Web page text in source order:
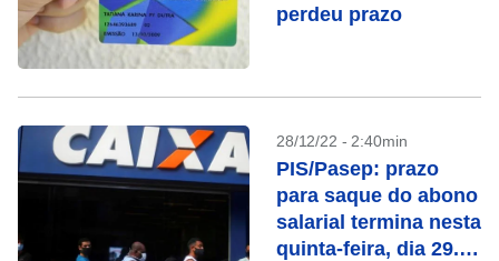
perdeu prazo
28/12/22 - 2:40min
PIS/Pasep: prazo
para saque do abono
salarial termina nesta
quinta-feira, dia 29.